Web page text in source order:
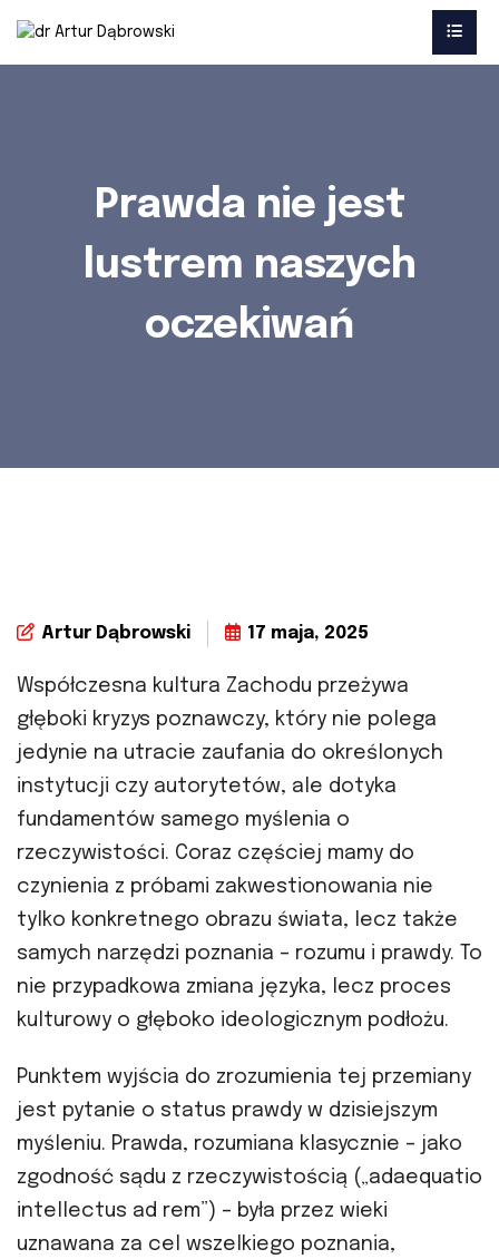
Prawda nie jest
lustrem naszych
oczekiwań
Artur Dąbrowski 17 maja, 2025
Współczesna kultura Zachodu przeżywa
głęboki kryzys poznawczy, który nie polega
jedynie na utracie zaufania do określonych
instytucji czy autorytetów, ale dotyka
fundamentów samego myślenia o
rzeczywistości. Coraz częściej mamy do
czynienia z próbami zakwestionowania nie
tylko konkretnego obrazu świata, lecz także
samych narzędzi poznania – rozumu i prawdy. To
nie przypadkowa zmiana języka, lecz proces
kulturowy o głęboko ideologicznym podłożu.
Punktem wyjścia do zrozumienia tej przemiany
jest pytanie o status prawdy w dzisiejszym
myśleniu. Prawda, rozumiana klasycznie – jako
zgodność sądu z rzeczywistością („adaequatio
intellectus ad rem”) – była przez wieki
uznawana za cel wszelkiego poznania,